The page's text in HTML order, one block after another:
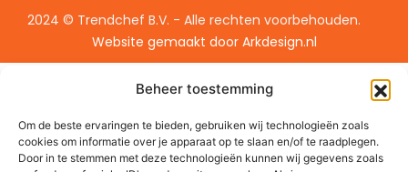
Beheer toestemming
Om de beste ervaringen te bieden, gebruiken wij technologieën zoals
cookies om informatie over je apparaat op te slaan en/of te raadplegen.
Door in te stemmen met deze technologieën kunnen wij gegevens zoals
2024 © Trendchef B.V. - Alle rechten voorbehouden.
Website gemaakt door Arkdesign.nl